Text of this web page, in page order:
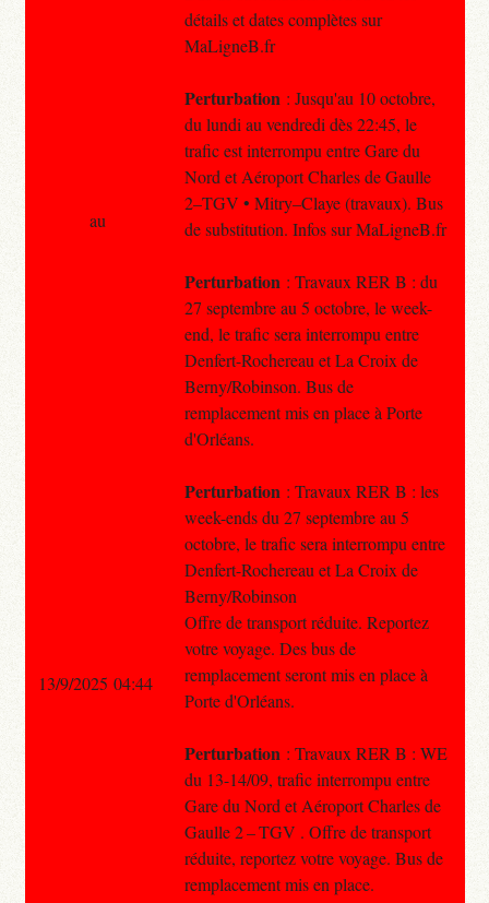
détails et dates complètes sur
MaLigneB.fr
Perturbation : Jusqu'au 10 octobre,
du lundi au vendredi dès 22:45, le
trafic est interrompu entre Gare du
Nord et Aéroport Charles de Gaulle
2–TGV • Mitry–Claye (travaux). Bus
de substitution. Infos sur MaLigneB.fr
Perturbation : Travaux RER B : du
27 septembre au 5 octobre, le week-
end, le trafic sera interrompu entre
Denfert-Rochereau et La Croix de
Berny/Robinson. Bus de
remplacement mis en place à Porte
d'Orléans.
Perturbation : Travaux RER B : les
week-ends du 27 septembre au 5
octobre, le trafic sera interrompu entre
Denfert-Rochereau et La Croix de
Berny/Robinson
Offre de transport réduite. Reportez
votre voyage. Des bus de
remplacement seront mis en place à
Porte d'Orléans.
Perturbation : Travaux RER B : WE
du 13-14/09, trafic interrompu entre
Gare du Nord et Aéroport Charles de
Gaulle 2 – TGV . Offre de transport
réduite, reportez votre voyage. Bus de
remplacement mis en place.
au
13/9/2025 04:44